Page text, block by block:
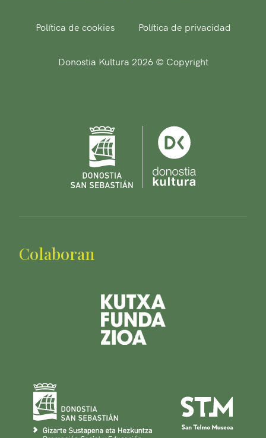
Política de cookies Política de privacidad
Donostia Kultura 2026 © Copyright
Colaboran